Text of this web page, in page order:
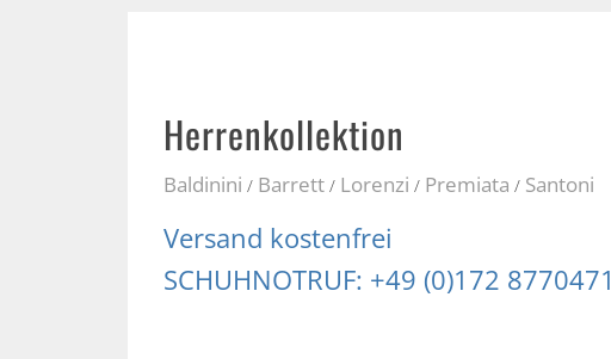
Herrenkollektion
Baldinini / Barrett / Lorenzi / Premiata / Santoni
Versand kostenfrei
SCHUHNOTRUF: +49 (0)172 8770471